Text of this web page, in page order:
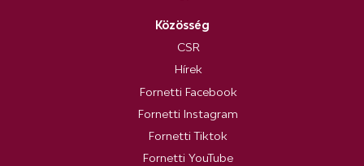
Közösség
CSR
Hírek
Fornetti Facebook
Fornetti Instagram
Fornetti Tiktok
Fornetti YouTube